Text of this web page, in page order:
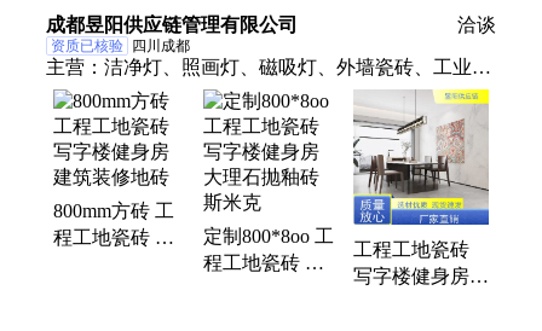
板砖 工程工地
瓷砖 金意陶
400*4oo
泳池砖 工程工
成都昱阳供应链管理有限公司 洽谈
资质已核验 四川成都
主营： 洁净灯、照画灯、磁吸灯、外墙瓷砖、工业瓷
砖、通体瓷砖、全抛釉瓷砖、工程工地瓷砖、平台
灯、吸顶灯、防爆灯、折叠灯、导轨射灯、吊顶洞
灯、防眩射灯、轨道射灯、嵌入式筒灯、防眩光筒
灯、工程地板砖、雷达感应筒灯、洗浴中心抛釉砖、
橱柜酒柜展示柜
800mm方砖 工
程工地瓷砖 写
定制800*8oo 工
程工地瓷砖 写
工程工地瓷砖
写字楼健身房